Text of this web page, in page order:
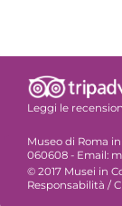
Leggi le
Museo di Roma in
060608 - Email:
© 2017 Musei in
Responsabilità /